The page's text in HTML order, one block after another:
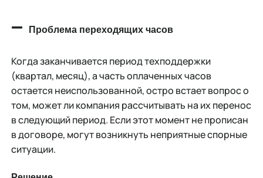
– Проблема переходящих часов
Когда заканчивается период техподдержки
(квартал, месяц), а часть оплаченных часов
остается неиспользованной, остро встает вопрос о
том, может ли компания рассчитывать на их перенос
в следующий период. Если этот момент не прописан
в договоре, могут возникнуть неприятные спорные
ситуации.